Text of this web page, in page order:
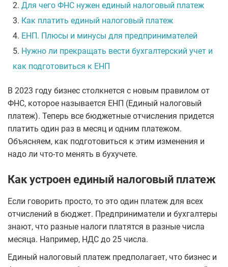
2. Для чего ФНС нужен единый налоговый платеж
3. Как платить единый налоговый платеж
4. ЕНП. Плюсы и минусы для предпринимателей
5. Нужно ли прекращать вести бухгалтерский учет и
как подготовиться к ЕНП
В 2023 году бизнес столкнется с новым правилом от
ФНС, которое называется ЕНП (Единый налоговый
платеж). Теперь все бюджетные отчисления придется
платить один раз в месяц и одним платежом.
Объясняем, как подготовиться к этим изменения и
надо ли что-то менять в бухучете.
Как устроен единый налоговый платеж
Если говорить просто, то это один платеж для всех
отчислений в бюджет. Предприниматели и бухгалтеры
знают, что разные налоги платятся в разные числа
месяца. Например, НДС до 25 числа.
Единый налоговый платеж предполагает, что бизнес и